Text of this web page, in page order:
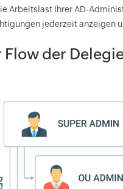
Arbeitslast Ihrer AD-
jederzeit anzeigen
Flow der